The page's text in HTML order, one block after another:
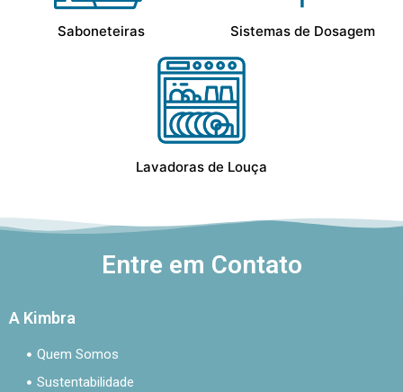
Saboneteiras Sistemas de Dosagem
Lavadoras de Louça
Entre em Contato
A Kimbra
Quem Somos
Sustentabilidade